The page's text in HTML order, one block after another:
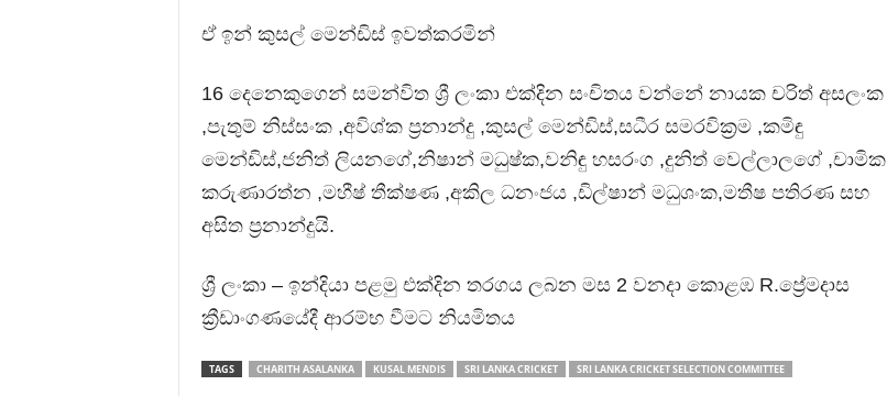
ඒ ඉන් කුසල් මෙන්ඩිස් ඉවත්කරමින්
16 දෙනෙකුගෙන් සමන්විත ශ්‍රී ලංකා එක්දින සංචිතය වන්නේ නායක චරිත් අසලංක
,පැතුම් නිස්සංක ,අවිශ්ක ප්‍රනාන්දු ,කුසල් මෙන්ඩිස්,සධීර සමරවික්‍රම ,කමිඳු
මෙන්ඩිස්,ජනිත් ලියනගේ,නිෂාන් මධුෂ්ක,වනිඳු හසරංග ,දුනිත් වෙල්ලාලගේ ,චාමික
කරුණාරත්න ,මහීෂ් තීක්ෂණ ,අකිල ධනංජය ,ඩිල්ෂාන් මධුශංක,මතීෂ පතිරණ සහ
අසිත ප්‍රනාන්දුයි.
ශ්‍රී ලංකා – ඉන්දියා පළමු එක්දින තරගය ලබන මස 2 වනදා කොළඹ R.ප්‍රේමදාස
ක්‍රීඩාංගණයේදී ආරම්භ වීමට නියමිතය
TAGS CHARITH ASALANKA KUSAL MENDIS SRI LANKA CRICKET SRI LANKA CRICKET SELECTION COMMITTEE